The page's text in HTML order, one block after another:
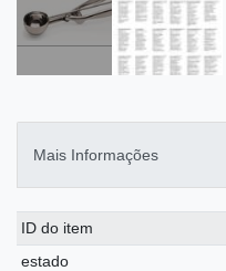
Mais Informações
ID do item
estado